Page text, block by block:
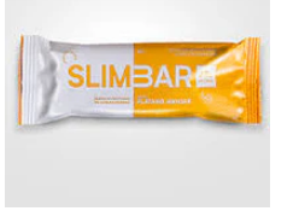
Slim Bar
Platan...
Not